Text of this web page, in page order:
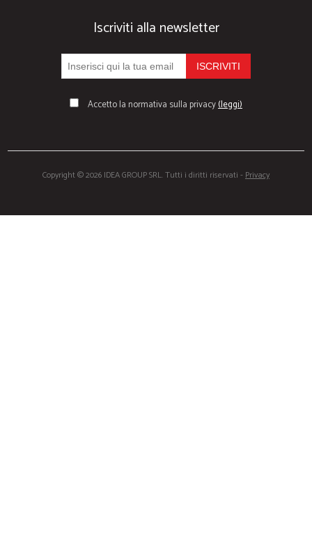
Iscriviti alla newsletter
Accetto la normativa sulla privacy(leggi)
Copyright © 2026 IDEA GROUP SRL. Tutti i diritti riservati -Privacy